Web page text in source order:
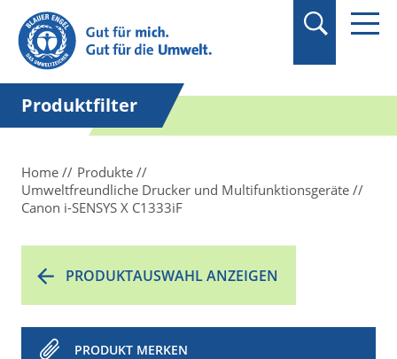
Suchbegriff in
Anführungszeichen
setzen.
Produktfilter
Home
Produkte
Umweltfreundliche Drucker und Multifunktionsgeräte
Canon i-SENSYS X C1333iF
PRODUKTAUSWAHL ANZEIGEN
PRODUKT MERKEN